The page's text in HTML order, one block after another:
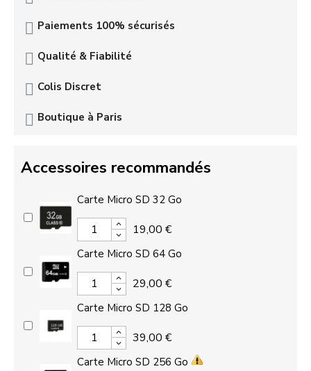
Paiements 100% sécurisés
Qualité & Fiabilité
Colis Discret
Boutique à Paris
Accessoires recommandés
Carte Micro SD 32 Go
19,00 €
Carte Micro SD 64 Go
29,00 €
Carte Micro SD 128 Go
39,00 €
Carte Micro SD 256 Go